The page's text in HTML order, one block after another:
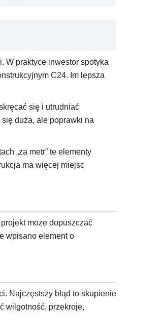
W praktyce inwestor spotyka
C24. Im lepsza
się i utrudniać
duża, ale poprawki na
„za metr” te elementy
ma więcej miejsc
może dopuszczać
wpisano element o
Najczęstszy błąd to skupienie
wilgotność, przekroje,